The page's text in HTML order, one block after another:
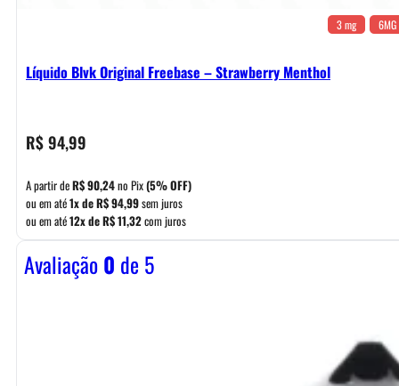
3 mg 6MG
Líquido Blvk Original Freebase – Strawberry Menthol
R$94,99
A partir deR$90,24no Pix(5% OFF)
ou em até1x deR$94,99sem juros
ou em até12x deR$11,32com juros
Avaliação0 de 5